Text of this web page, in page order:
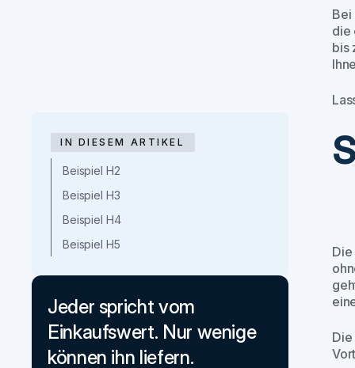
IN DIESEM ARTIKEL
Beispiel H2
Beispiel H3
Beispiel H4
Beispiel H5
Jeder spricht vom
Einkaufswert. Nur wenige
können ihn liefern.
Bei
die
bis